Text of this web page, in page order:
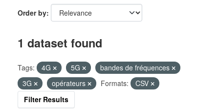
Order by
1 dataset found
Tags: 4G 5G
bandes de fréquences
3G
opérateurs Formats:
CSV
Filter Results